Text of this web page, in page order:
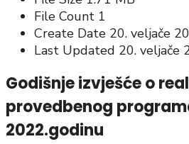
File Count 1
Create Date 20. veljače
Last Updated 20. veljače
Godišnje izvješće o
provedbenog
2022.godinu